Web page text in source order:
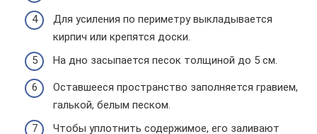
Для усиления по периметру выкладывается
кирпич или крепятся доски.
На дно засыпается песок толщиной до 5 см.
Оставшееся пространство заполняется гравием,
галькой, белым песком.
Чтобы уплотнить содержимое, его заливают